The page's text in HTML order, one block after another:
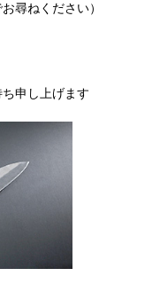
尋ねください）
申し上げます